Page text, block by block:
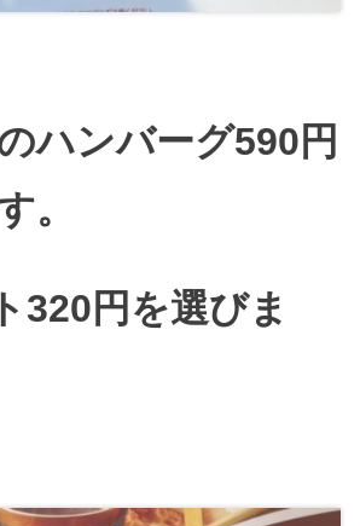
ハンバーグ590円
。
320円を選びま